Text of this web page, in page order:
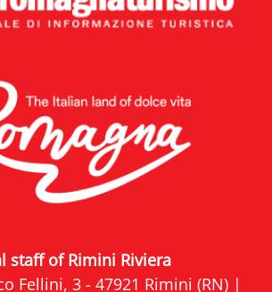
staff of Rimini Riviera
Fellini, 3 - 47921 Rimini (RN) |